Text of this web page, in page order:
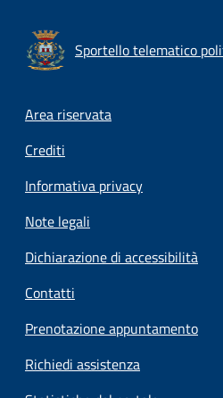
Sportello telematico
Footer menu
Area riservata
Crediti
Informativa privacy
Note legali
Dichiarazione di accessibilità
Contatti
Prenotazione appuntamento
Richiedi assistenza